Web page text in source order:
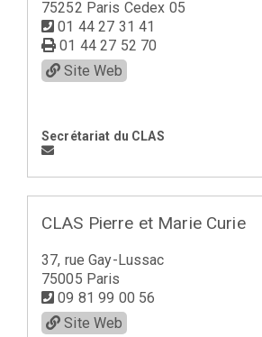
75252 Paris Cedex 05
01 44 27 31 41
01 44 27 52 70
Site Web
Secrétariat du CLAS
CLAS Pierre et Marie Curie
37, rue Gay-Lussac
75005 Paris
09 81 99 00 56
Site Web